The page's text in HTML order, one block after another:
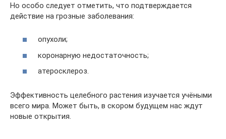
Но особо следует отметить, что подтверждается
действие на грозные заболевания:
опухоли;
коронарную недостаточность;
атеросклероз.
Эффективность целебного растения изучается учёными
всего мира. Может быть, в скором будущем нас ждут
новые открытия.